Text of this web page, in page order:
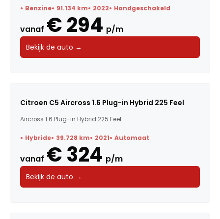
Benzine 91.134 km 2022 Handgeschakeld
vanaf € 294 p/m
Bekijk de auto →
Citroen C5 Aircross 1.6 Plug-in Hybrid 225 Feel
Aircross 1.6 Plug-in Hybrid 225 Feel
Hybride 39.728 km 2021 Automaat
vanaf € 324 p/m
Bekijk de auto →